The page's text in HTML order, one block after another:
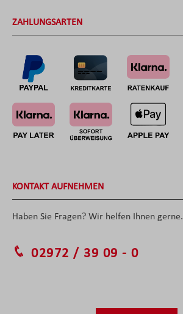
ZAHLUNGSARTEN
KONTAKT AUFNEHMEN
Haben Sie Fragen? Wir helfen Ihnen gerne.
02972 / 39 09 - 0